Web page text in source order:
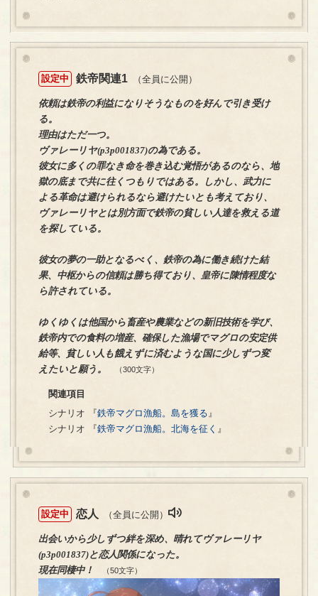
設定中 鉄帝関連1 （全員に公開）
依頼は鉄帝の利益になりそうなものを好んで引き受け
る。
理由はただ一つ。
ヴァレーリヤ(p3p001837)の為である。
彼女に多くの罪なき命を巻き込む覚悟があるのなら、地
獄の底まで共に往くつもりではある。しかし、武力に
よる革命は避けられるなら避けたいとも考えており、
ヴァレーリヤとは別方面で鉄帝の貧しい人達を救える道
を探している。
彼女の夢の一助となるべく、鉄帝の為に働き続けた結
果、中枢からの信頼は勝ち得ており、皇帝に陳情程度な
ら許されている。
ゆくゆくは他国から畜産や農業などの新旧技術を学び、
鉄帝内での食料の増産、確保した漁場でマグロの安定供
給等、貧しい人も餓えずに済むような国に少しずつ変
えたいと願う。
（300文字）
関連項目
シナリオ 『鉄帝マグロ漁船。島を獲る』
シナリオ 『鉄帝マグロ漁船。北海を征く 』
設定中 恋人 （全員に公開）
出会いから少しずつ絆を深め、晴れてヴァレーリヤ
(p3p001837)と恋人関係になった。
現在同棲中！
（50文字）